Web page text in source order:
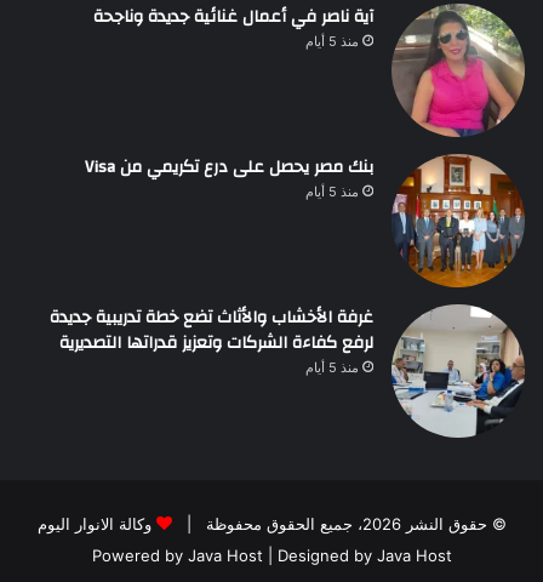
آية ناصر في أعمال غنائية جديدة وناجحة
منذ 5 أيام
بنك مصر يحصل على درع تكريمي من Visa
منذ 5 أيام
غرفة الأخشاب والأثاث تضع خطة تدريبية جديدة
لرفع كفاءة الشركات وتعزيز قدراتها التصديرية
منذ 5 أيام
© حقوق النشر 2026، جميع الحقوق محفوظة |
وكالة الانوار اليوم
Powered by Java Host | Designed by Java Host